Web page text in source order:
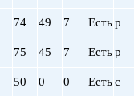
Садовая
Спортивная
74 49 7 Естьр
75 45 7 Естьр
50 0 0 Естьс